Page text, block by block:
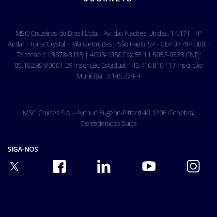
Ocean Cay MSC Marine Reserve
Condições gerais de transporte
MSC Cruzeiros do Brasil Ltda. - Av. das Nações Unidas, 14.171 - 4º
Andar - Torre Crystal – Vila Gertrudes - São Paulo-SP - CEP 04794-000 -
Telefone 11 3878-8135 | 4003-1058 Fax 55 11 5052-0328 CNPJ:
05.102.954/0001-29 Inscrição Estadual: 145.416.810.117 Inscrição
Municipal: 3.145.274-4
MSC Cruises S.A. - Avenue Eugène-Pittard 40 1206 Genebra,
Confederação Suíça
SIGA-NOS